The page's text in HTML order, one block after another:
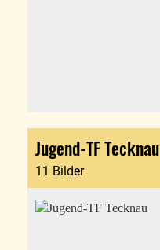
Jugend-TF Tecknau
11 Bilder